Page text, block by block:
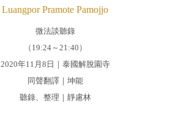
Luangpor Pramote Pamojjo
微法談聽錄
（19:24～21:40）
2020年11月8日｜泰國解脫園寺
同聲翻譯｜坤能
聽錄、整理｜靜慮林